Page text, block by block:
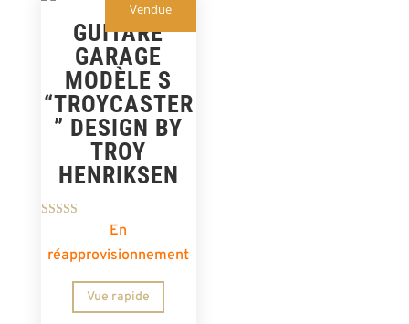
Vendue
GUITARE
GARAGE
MODÈLE S
“TROYCASTER
” DESIGN BY
TROY
HENRIKSEN
sur 5
En
réapprovisionnement
Vue rapide